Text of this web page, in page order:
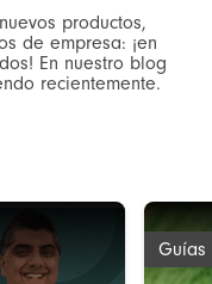
productos,
de empresa: ¡en
En nuestro blog
recientemente.
Guías